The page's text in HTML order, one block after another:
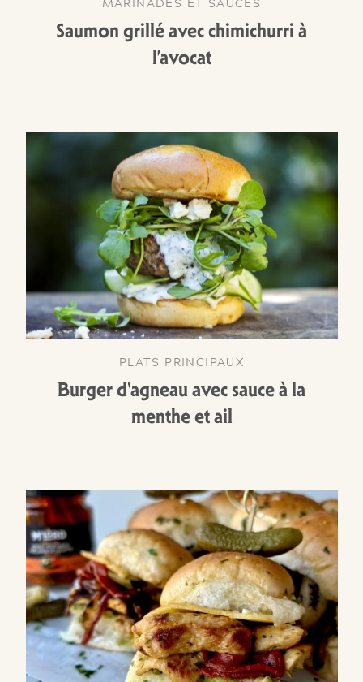
Saumon grillé avec chimichurri à
l’avocat
PLATS PRINCIPAUX
Burger d'agneau avec sauce à la
menthe et ail